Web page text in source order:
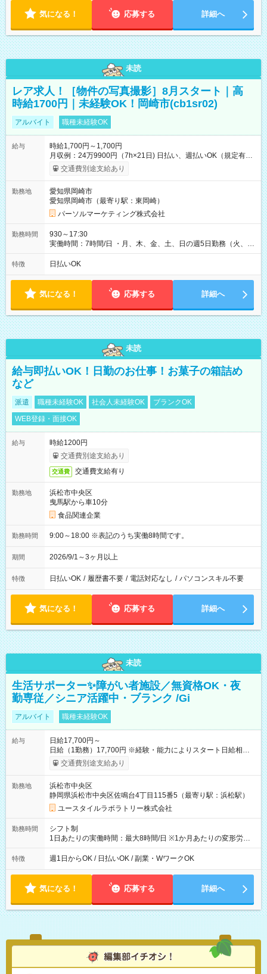
気になる！ 応募する 詳細へ
未読
レア求人！［物件の写真撮影］8月スタート｜高
時給1700円｜未経験OK！岡崎市(cb1sr02)
アルバイト 職種未経験OK
給与
時給1,700円～1,700円
月収例：24万9900円（7h×21日) 日払い、週払いOK（規定有
り） 【試用期間】試用期間なし
交通費別途支給あり
勤務地
愛知県岡崎市
愛知県岡崎市（最寄り駅：東岡崎）
パーソルマーケティング株式会社
勤務時間
930～17:30
実働時間：7時間/日 ・月、木、金、土、日の週5日勤務（火、水
は固定休です／夏季、年末年始等、長期休暇有り！） ・ワンシ
フト！ 残業ほぼナシ（0～5h/月）
特徴 日払いOK
気になる！ 応募する 詳細へ
未読
給与即払いOK！日勤のお仕事！お菓子の箱詰め
など
派遣 職種未経験OK 社会人未経験OK
ブランクOK
WEB登録・面接OK
給与
時給1200円
交通費別途支給あり
交通費 交通費支給有り
勤務地
浜松市中央区
曳馬駅から車10分
食品関連企業
勤務時間 9:00～18:00 ※表記のうち実働8時間です。
期間 2026/9/1～3ヶ月以上
特徴 日払いOK / 履歴書不要 / 電話対応なし / パソコンスキル不要
気になる！ 応募する 詳細へ
未読
生活サポーター✨障がい者施設／無資格OK・夜
勤専従／シニア活躍中・ブランク /Gi
アルバイト 職種未経験OK
給与
日給17,700円～
日給（1勤務）17,700円 ※経験・能力によりスタート日給相談
可・昇給可 【試用期間】試用期間あり 試用期間の長さ：3ヶ月
雇用形態、給与は本採用時と同じです。
交通費別途支給あり
勤務地
浜松市中央区
静岡県浜松市中央区佐鳴台4丁目115番5（最寄り駅：浜松駅）
ユースタイルラボラトリー株式会社
勤務時間
シフト制
1日あたりの実働時間：最大8時間/日 ※1か月あたりの変形労働
制（週平均40時間以内） 夜勤：17:00-翌09:00（休憩2時間）
特徴 週1日からOK / 日払いOK / 副業・WワークOK
気になる！ 応募する 詳細へ